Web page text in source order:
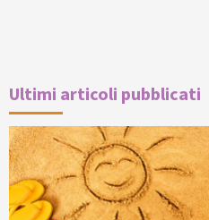
Ultimi articoli pubblicati